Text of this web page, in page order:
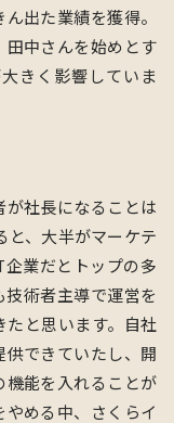
出た業績を獲得。
田中さんを始めとす
きく影響していま
社⻑になることは
と、⼤半がマーケテ
業だとトップの多
術者主導で運営を
と思います。⾃社
できていたし、開
能を⼊れることが
める中、さくらイ